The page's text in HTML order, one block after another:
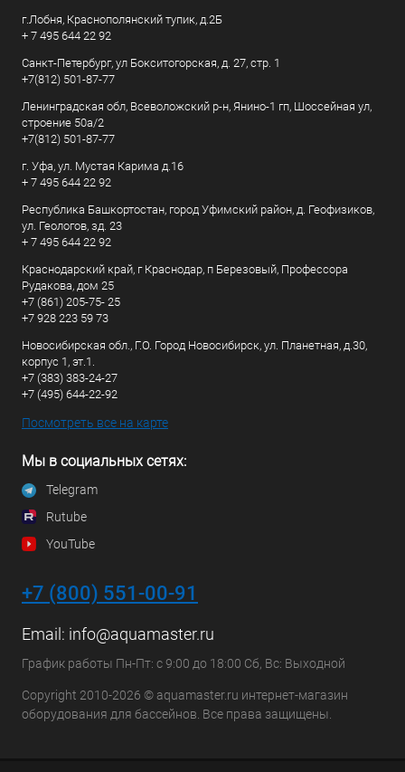
г.Лобня, Краснополянский тупик, д.2Б
+ 7 495 644 22 92
Санкт-Петербург, ул Бокситогорская, д. 27, стр. 1
+7(812) 501-87-77
Ленинградская обл, Всеволожский р-н, Янино-1 гп, Шоссейная ул,
строение 50а/2
+7(812) 501-87-77
г. Уфа, ул. Мустая Карима д.16
+ 7 495 644 22 92
Республика Башкортостан, город Уфимский район, д. Геофизиков,
ул. Геологов, зд. 23
+ 7 495 644 22 92
Краснодарский край, г Краснодар, п Березовый, Профессора
Рудакова, дом 25
+7 (861) 205-75- 25
+7 928 223 59 73
Новосибирская обл., Г.О. Город Новосибирск, ул. Планетная, д.30,
корпус 1, эт.1.
+7 (383) 383-24-27
+7 (495) 644-22-92
Посмотреть все на карте
Мы в социальных сетях:
Telegram
Rutube
YouTube
+7 (800) 551-00-91
Email: info@aquamaster.ru
График работы Пн-Пт: с 9:00 до 18:00 Сб, Вс: Выходной
Copyright 2010-2026 © aquamaster.ru интернет-магазин
оборудования для бассейнов. Все права защищены.